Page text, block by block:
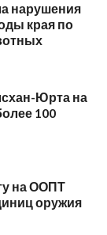
нарушения
края по
Юрта на
100
на ООПТ
оружия